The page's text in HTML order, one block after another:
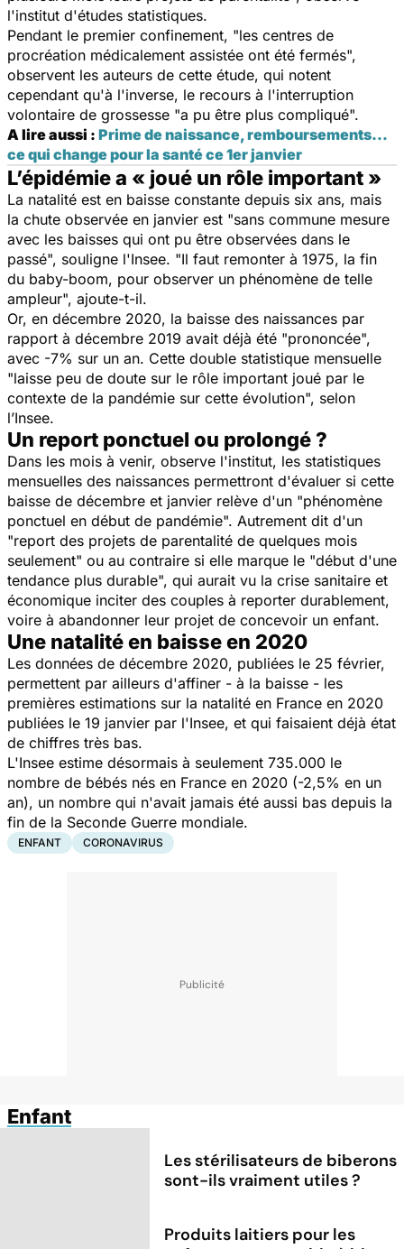
l'institut d'études statistiques.
Pendant le premier confinement, "les centres de
procréation médicalement assistée ont été fermés",
observent les auteurs de cette étude, qui notent
cependant qu'à l'inverse, le recours à l'interruption
volontaire de grossesse "a pu être plus compliqué".
A lire aussi : Prime de naissance, remboursements…
ce qui change pour la santé ce 1er janvier
L’épidémie a « joué un rôle important »
La natalité est en baisse constante depuis six ans, mais
la chute observée en janvier est "sans commune mesure
avec les baisses qui ont pu être observées dans le
passé", souligne l'Insee. "Il faut remonter à 1975, la fin
du baby-boom, pour observer un phénomène de telle
ampleur", ajoute-t-il.
Or, en décembre 2020, la baisse des naissances par
rapport à décembre 2019 avait déjà été "prononcée",
avec -7% sur un an. Cette double statistique mensuelle
"laisse peu de doute sur le rôle important joué par le
contexte de la pandémie sur cette évolution", selon
l’Insee.
Un report ponctuel ou prolongé ?
Dans les mois à venir, observe l'institut, les statistiques
mensuelles des naissances permettront d'évaluer si cette
baisse de décembre et janvier relève d'un "phénomène
ponctuel en début de pandémie". Autrement dit d'un
"report des projets de parentalité de quelques mois
seulement" ou au contraire si elle marque le "début d'une
tendance plus durable", qui aurait vu la crise sanitaire et
économique inciter des couples à reporter durablement,
voire à abandonner leur projet de concevoir un enfant.
Une natalité en baisse en 2020
Les données de décembre 2020, publiées le 25 février,
permettent par ailleurs d'affiner - à la baisse - les
premières estimations sur la natalité en France en 2020
publiées le 19 janvier par l'Insee, et qui faisaient déjà état
de chiffres très bas.
L'Insee estime désormais à seulement 735.000 le
nombre de bébés nés en France en 2020 (-2,5% en un
an), un nombre qui n'avait jamais été aussi bas depuis la
fin de la Seconde Guerre mondiale.
ENFANT CORONAVIRUS
Enfant
Les stérilisateurs de biberons
sont-ils vraiment utiles ?
Produits laitiers pour les